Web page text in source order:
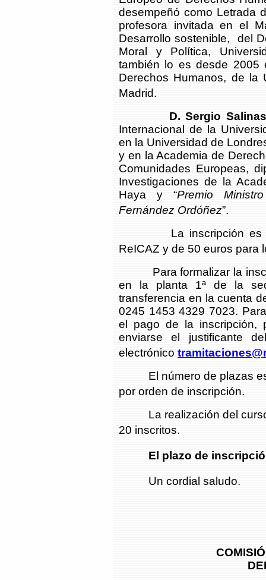
desempeñó como Letrada
profesora invitada en el
Desarrollo sostenible, del
Moral y Política,
también lo es desde 2005
Derechos Humanos, de la
Madrid.
D. Sergio
Internacional de la
en la Universidad de
y en la Academia de
Comunidades Europeas,
Investigaciones de la
Haya y “Premio
Fernández Ordóñez”.
La inscripción es de
ReICAZ y de 50 euros para
Para formalizar la
en la planta 1ª de la
transferencia en la cuenta
0245 1453 4329 7023.
el pago de la inscripción,
enviarse el justificante
electrónico
El número de plazas
por orden de inscripción.
La realización del curso
20 inscritos.
El plazo de
Un cordial saludo.